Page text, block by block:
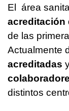
El área
acreditación
de las
Actualmente
acreditadas
distintos